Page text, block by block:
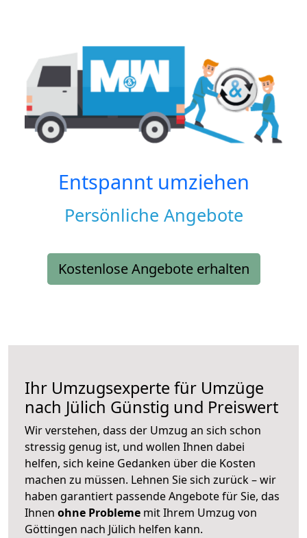
Entspannt umziehen
Persönliche Angebote
Kostenlose Angebote erhalten
Ihr Umzugsexperte für Umzüge
nach Jülich Günstig und Preiswert
Wir verstehen, dass der Umzug an sich schon
stressig genug ist, und wollen Ihnen dabei
helfen, sich keine Gedanken über die Kosten
machen zu müssen. Lehnen Sie sich zurück – wir
haben garantiert passende Angebote für Sie, das
Ihnen ohne Probleme mit Ihrem Umzug von
Göttingen nach Jülich helfen kann.